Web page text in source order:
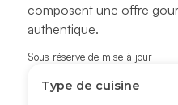
composent une offre
authentique.
Sous réserve de mise à jour
Type de cuisine